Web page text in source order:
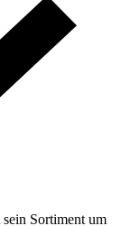
Sortiment um